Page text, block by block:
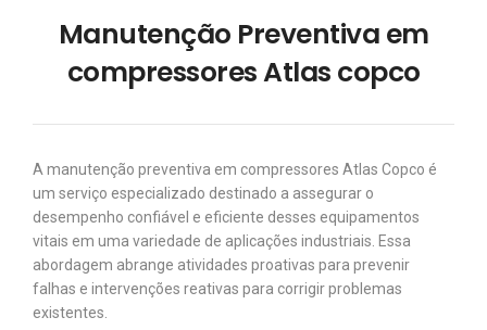
Manutenção Preventiva em
compressores Atlas copco
A manutenção preventiva em compressores Atlas Copco é
um serviço especializado destinado a assegurar o
desempenho confiável e eficiente desses equipamentos
vitais em uma variedade de aplicações industriais. Essa
abordagem abrange atividades proativas para prevenir
falhas e intervenções reativas para corrigir problemas
existentes.